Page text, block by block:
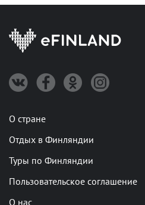
О стране
Отдых в Финляндии
Туры по Финляндии
Пользовательское соглашение
О нас